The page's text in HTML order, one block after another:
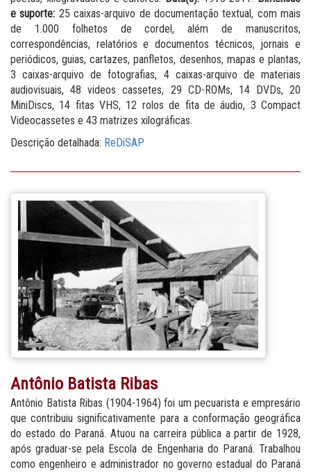
e suporte: 25 caixas-arquivo de documentação textual, com mais
de 1.000 folhetos de cordel, além de manuscritos,
correspondências, relatórios e documentos técnicos, jornais e
periódicos, guias, cartazes, panfletos, desenhos, mapas e plantas,
3 caixas-arquivo de fotografias, 4 caixas-arquivo de materiais
audiovisuais, 48 videos cassetes, 29 CD-ROMs, 14 DVDs, 20
MiniDiscs, 14 fitas VHS, 12 rolos de fita de áudio, 3 Compact
Videocassetes e 43 matrizes xilográficas.
Descrição detalhada: ReDiSAP
Antônio Batista Ribas
Antônio Batista Ribas (1904-1964) foi um pecuarista e empresário
que contribuiu significativamente para a conformação geográfica
do estado do Paraná. Atuou na carreira pública a partir de 1928,
após graduar-se pela Escola de Engenharia do Paraná. Trabalhou
como engenheiro e administrador no governo estadual do Paraná